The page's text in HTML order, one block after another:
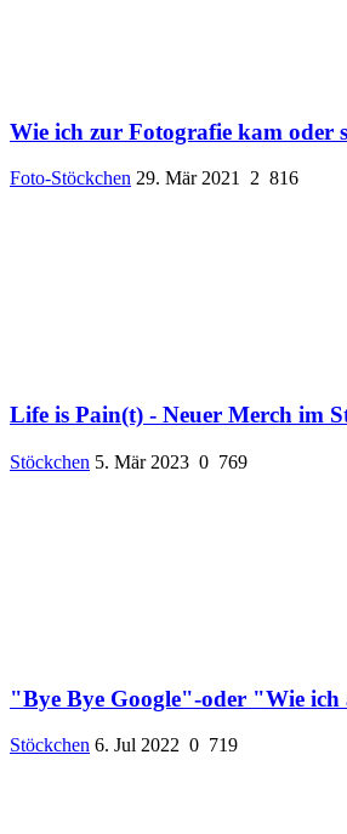
Wie ich zur Fotografie kam oder
Foto-Stöckchen 29. Mär 2021 2 816
Life is Pain(t) - Neuer Merch im
Stöckchen 5. Mär 2023 0 769
"Bye Bye Google"-oder "Wie ich
Stöckchen 6. Jul 2022 0 719